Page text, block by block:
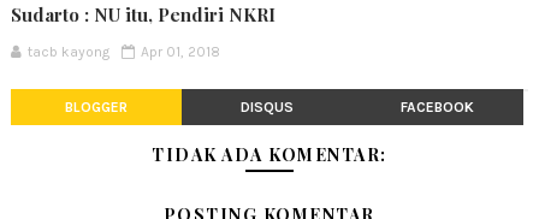
Sudarto : NU itu, Pendiri NKRI
tacb kayong Apr 01, 2018
BLOGGER DISQUS FACEBOOK
TIDAK ADA KOMENTAR:
POSTING KOMENTAR